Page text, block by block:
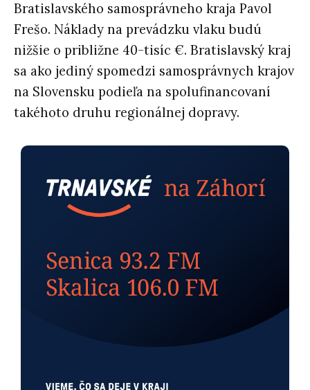
Bratislavského samosprávneho kraja Pavol
Frešo. Náklady na prevádzku vlaku budú
nižšie o približne 40-tisíc €. Bratislavský kraj
sa ako jediný spomedzi samosprávnych krajov
na Slovensku podieľa na spolufinancovaní
takéhoto druhu regionálnej dopravy.